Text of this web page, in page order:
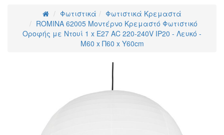
Φωτιστικά
Φωτιστικά Κρεμαστά
ROMINA 62005 Μοντέρνο Κρεμαστό Φωτιστικό
Οροφής με Ντουί 1 x E27 AC 220-240V IP20 - Λευκό -
Μ60 x Π60 x Υ60cm